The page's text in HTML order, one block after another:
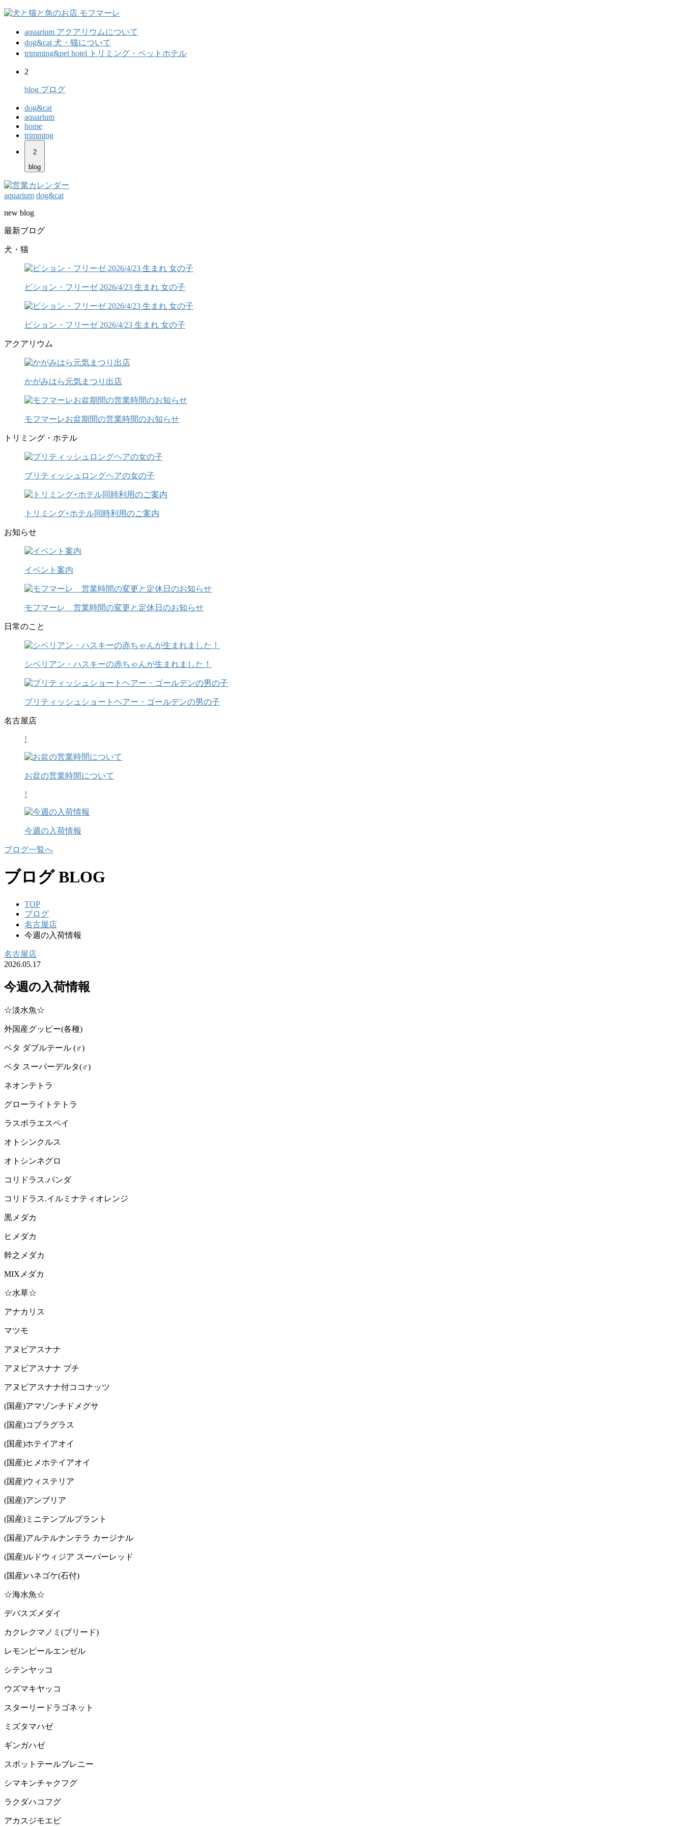
aquarium アクアリウムについて
dog&cat 犬・猫について
trimming&pet hotel
トリミング・ペットホテル
2
blog ブログ
dog&cat
aquarium
home
trimming
2
blog
aquarium dog&cat
new blog
最新ブログ
犬・猫
ビション・フリーゼ 2026/4/23 生まれ 女の子
ビション・フリーゼ 2026/4/23 生まれ 女の子
アクアリウム
かがみはら元気まつり出店
モフマーレお盆期間の営業時間のお知らせ
トリミング・ホテル
ブリティッシュロングヘアの女の子
トリミング+ホテル同時利用のご案内
お知らせ
イベント案内
モフマーレ 営業時間の変更と定休日のお知らせ
日常のこと
シベリアン・ハスキーの赤ちゃんが生まれました！
ブリティッシュショートヘアー・ゴールデンの男の子
名古屋店
!
お盆の営業時間について
!
今週の入荷情報
ブログ一覧へ
ブログ BLOG
TOP
ブログ
名古屋店
今週の入荷情報
名古屋店
2026.05.17
今週の入荷情報
☆淡水魚☆
外国産グッピー(各種)
ベタ ダブルテール (♂)
ベタ スーパーデルタ(♂)
ネオンテトラ
グローライトテトラ
ラスボラエスペイ
オトシンクルス
オトシンネグロ
コリドラス.パンダ
コリドラス.イルミナティオレンジ
黒メダカ
ヒメダカ
幹之メダカ
MIXメダカ
☆水草☆
アナカリス
マツモ
アヌビアスナナ
アヌビアスナナ プチ
アヌビアスナナ付ココナッツ
(国産)アマゾンチドメグサ
(国産)コブラグラス
(国産)ホテイアオイ
(国産)ヒメホテイアオイ
(国産)ウィステリア
(国産)アンブリア
(国産)ミニテンプルプラント
(国産)アルテルナンテラ カージナル
(国産)ルドウィジア スーパーレッド
(国産)ハネゴケ(石付)
☆海水魚☆
デバスズメダイ
カクレクマノミ(ブリード)
レモンピールエンゼル
シテンヤッコ
ウズマキヤッコ
スターリードラゴネット
ミズタマハゼ
ギンガハゼ
スポットテールブレニー
シマキンチャクフグ
ラクダハコフグ
アカスジモエビ